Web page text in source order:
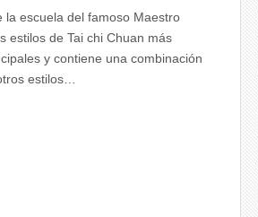
la escuela del famoso Maestro
estilos de Tai chi Chuan más
y contiene una combinación
estilos…